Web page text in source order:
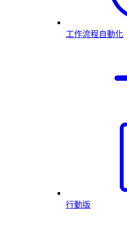
工作流程自動化
行動版